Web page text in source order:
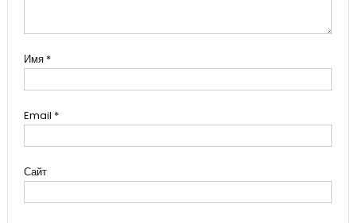
Имя *
Email *
Сайт